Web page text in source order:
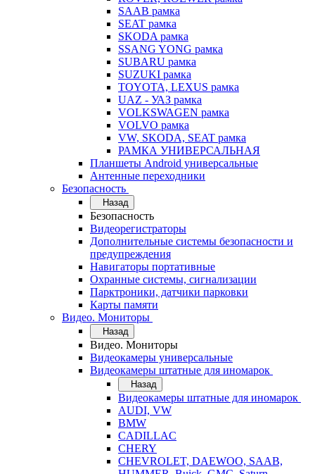
SAAB рамка
SEAT рамка
SKODA рамка
SSANG YONG рамка
SUBARU рамка
SUZUKI рамка
TOYOTA, LEXUS рамка
UAZ - УАЗ рамка
VOLKSWAGEN рамка
VOLVO рамка
VW, SKODA, SEAT рамка
РАМКА УНИВЕРСАЛЬНАЯ
Планшеты Android универсальные
Антенные переходники
Безопасность
Назад
Безопасность
Видеорегистраторы
Дополнительные системы безопасности и
предупреждения
Навигаторы портативные
Охранные системы, сигнализации
Парктроники, датчики парковки
Карты памяти
Видео. Мониторы
Назад
Видео. Мониторы
Видеокамеры универсальные
Видеокамеры штатные для иномарок
Назад
Видеокамеры штатные для иномарок
AUDI, VW
BMW
CADILLAC
CHERY
CHEVROLET, DAEWOO, SAAB,